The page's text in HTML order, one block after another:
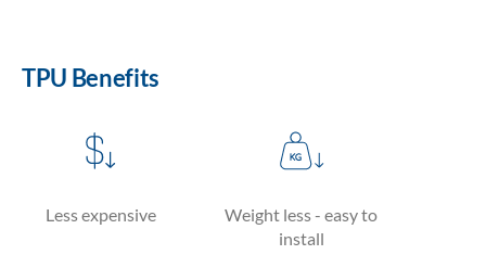
TPU Benefits
Less expensive
Weight less - easy to
install